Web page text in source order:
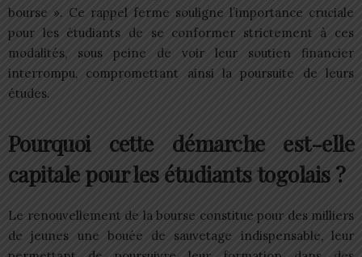
bourse ». Ce rappel ferme souligne l’importance cruciale
pour les étudiants de se conformer strictement à ces
modalités, sous peine de voir leur soutien financier
interrompu, compromettant ainsi la poursuite de leurs
études.
Pourquoi cette démarche est-elle
capitale pour les étudiants togolais ?
Le renouvellement de la bourse constitue pour des milliers
de jeunes une bouée de sauvetage indispensable, leur